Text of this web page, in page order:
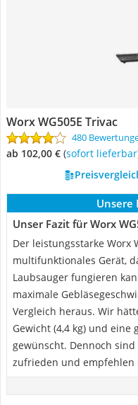
Worx WG505E Trivac
480
ab 102,00 € ( Sofort lieferbar
Unsere
Unser Fazit für Worx
Der leistungsstarke Worx
multifunktionales Gerät,
Laubsauger fungieren
maximale
Vergleich heraus. Wir
Gewicht (4,4 kg) und eine
gewünscht. Dennoch
zufrieden und